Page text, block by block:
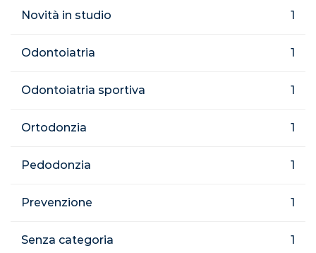
Novità in studio 1
Odontoiatria 1
Odontoiatria sportiva 1
Ortodonzia 1
Pedodonzia 1
Prevenzione 1
Senza categoria 1